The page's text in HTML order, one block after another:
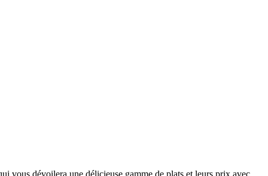
vous dévoilera une délicieuse gamme de plats et leurs prix avec